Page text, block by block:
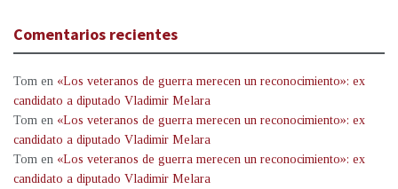
Comentarios recientes
Tom en «Los veteranos de guerra merecen un reconocimiento»: ex
candidato a diputado Vladimir Melara
Tom en «Los veteranos de guerra merecen un reconocimiento»: ex
candidato a diputado Vladimir Melara
Tom en «Los veteranos de guerra merecen un reconocimiento»: ex
candidato a diputado Vladimir Melara